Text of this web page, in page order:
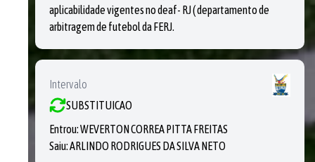
aplicabilidade vigentes no deaf- RJ ( departamento de
arbitragem de futebol da FERJ.
Intervalo
SUBSTITUICAO
Entrou:WEVERTON CORREA PITTA FREITAS
Saiu:ARLINDO RODRIGUES DA SILVA NETO